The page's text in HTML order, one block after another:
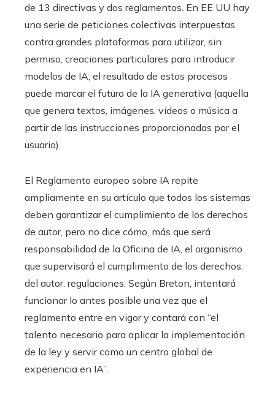
de 13 directivas y dos reglamentos. En EE UU hay
una serie de peticiones colectivas interpuestas
contra grandes plataformas para utilizar, sin
permiso, creaciones particulares para introducir
modelos de IA; el resultado de estos procesos
puede marcar el futuro de la IA generativa (aquella
que genera textos, imágenes, vídeos o música a
partir de las instrucciones proporcionadas por el
usuario).
El Reglamento europeo sobre IA repite
ampliamente en su artículo que todos los sistemas
deben garantizar el cumplimiento de los derechos
de autor, pero no dice cómo, más que será
responsabilidad de la Oficina de IA, el organismo
que supervisará el cumplimiento de los derechos.
del autor. regulaciones. Según Breton, intentará
funcionar lo antes posible una vez que el
reglamento entre en vigor y contará con “el
talento necesario para aplicar la implementación
de la ley y servir como un centro global de
experiencia en IA”.